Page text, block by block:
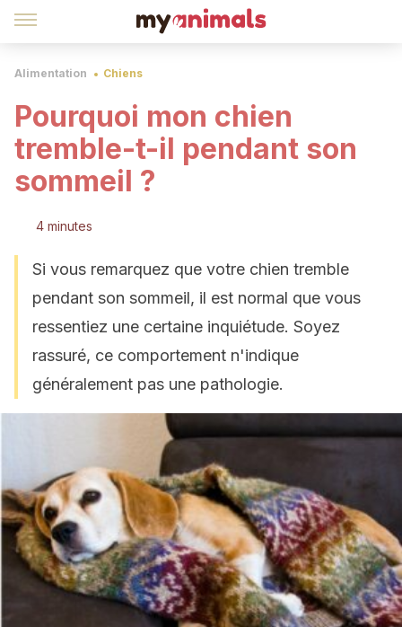
Alimentation Chiens
Pourquoi mon chien
tremble-t-il pendant son
sommeil ?
4 minutes
Si vous remarquez que votre chien tremble
pendant son sommeil, il est normal que vous
ressentiez une certaine inquiétude. Soyez
rassuré, ce comportement n'indique
généralement pas une pathologie.